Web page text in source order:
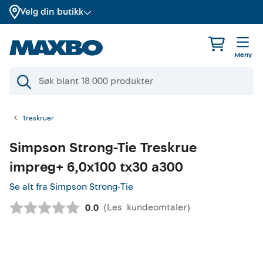
Velg din butikk
Meny
Treskruer
Simpson Strong-Tie Treskrue
impreg+ 6,0x100 tx30 a300
Se alt fra Simpson Strong-Tie
Gjennomsnittskarakter:
0.0 (Les kundeomtaler)